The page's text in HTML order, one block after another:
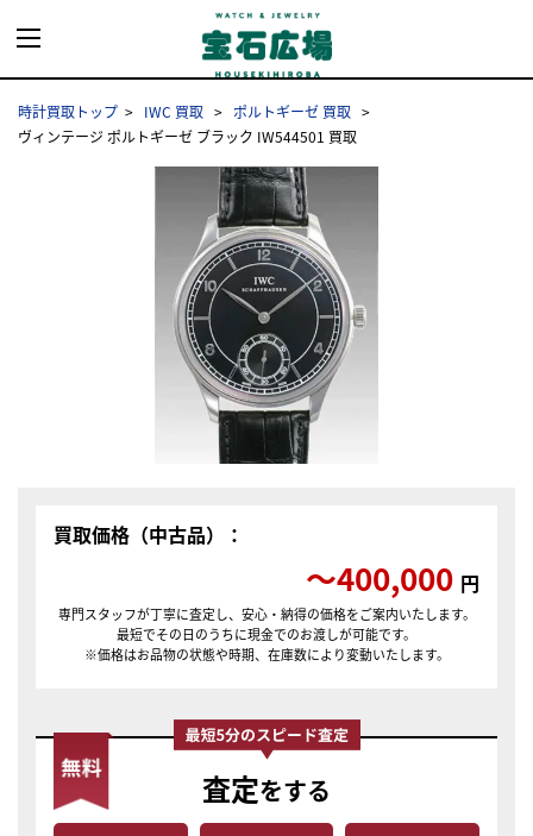
時計買取トップ IWC 買取
ポルトギーゼ 買取
ヴィンテージ ポルトギーゼ ブラック IW544501 買取
買取価格（中古品）：
〜400,000 円
専門スタッフが丁寧に査定し、安心・納得の価格をご案内いたします。
最短でその日のうちに現金でのお渡しが可能です。
※価格はお品物の状態や時期、在庫数により変動いたします。
査定をする